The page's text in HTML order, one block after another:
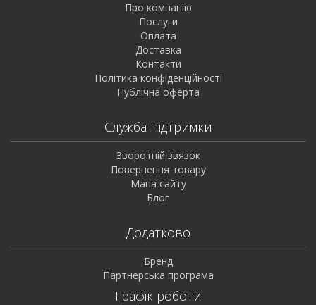
Про компанію
Послуги
Оплата
Доставка
Контакти
Політика конфіденційності
Публічна оферта
Служба підтримки
Зворотній звязок
Повернення товару
Мапа сайту
Блог
Додатково
Бренд
Партнерська програма
Графік роботи